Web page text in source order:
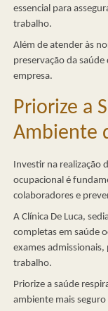
essencial para
trabalho.
Além de atender às
preservação da
empresa.
Priorize a
Ambiente
Investir na realização
ocupacional é
colaboradores e
A Clínica De Luca,
completas em saúde
exames admissionais,
trabalho.
Priorize a saúde
ambiente mais